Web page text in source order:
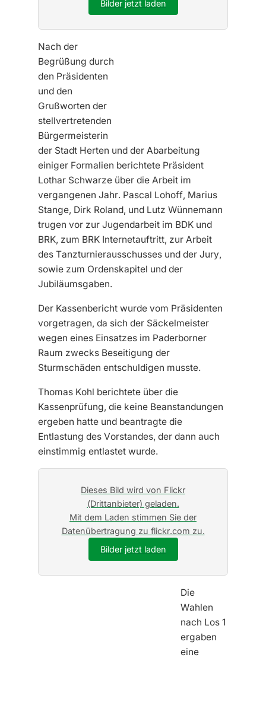
Bilder jetzt laden
Nach der
Begrüßung durch
den Präsidenten
und den
Grußworten der
stellvertretenden
Bürgermeisterin
der Stadt Herten und der Abarbeitung
einiger Formalien berichtete Präsident
Lothar Schwarze über die Arbeit im
vergangenen Jahr. Pascal Lohoff, Marius
Stange, Dirk Roland, und Lutz Wünnemann
trugen vor zur Jugendarbeit im BDK und
BRK, zum BRK Internetauftritt, zur Arbeit
des Tanzturnierausschusses und der Jury,
sowie zum Ordenskapitel und der
Jubiläumsgaben.
Der Kassenbericht wurde vom Präsidenten
vorgetragen, da sich der Säckelmeister
wegen eines Einsatzes im Paderborner
Raum zwecks Beseitigung der
Sturmschäden entschuldigen musste.
Thomas Kohl berichtete über die
Kassenprüfung, die keine Beanstandungen
ergeben hatte und beantragte die
Entlastung des Vorstandes, der dann auch
einstimmig entlastet wurde.
Dieses Bild wird von Flickr
(Drittanbieter) geladen.
Mit dem Laden stimmen Sie der
Datenübertragung zu flickr.com zu.
Bilder jetzt laden
Die
Wahlen
nach Los 1
ergaben
eine